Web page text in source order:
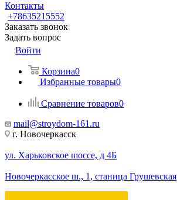
Контакты
+78635215552
Заказать звонок
Задать вопрос
Войти
Корзина0
Избранные товары0
Сравнение товаров0
mail@stroydom-161.ru
г. Новочеркасск
ул. Харьковское шоссе, д 4Б
Новочеркасское ш., 1, станица Грушевская